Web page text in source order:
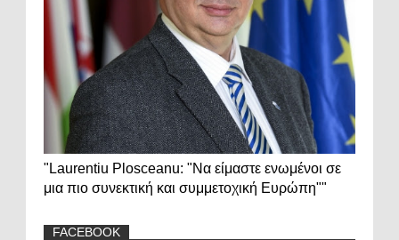
"Laurentiu Plosceanu: "Να είμαστε ενωμένοι σε
μια πιο συνεκτική και συμμετοχική Ευρώπη""
FACEBOOK